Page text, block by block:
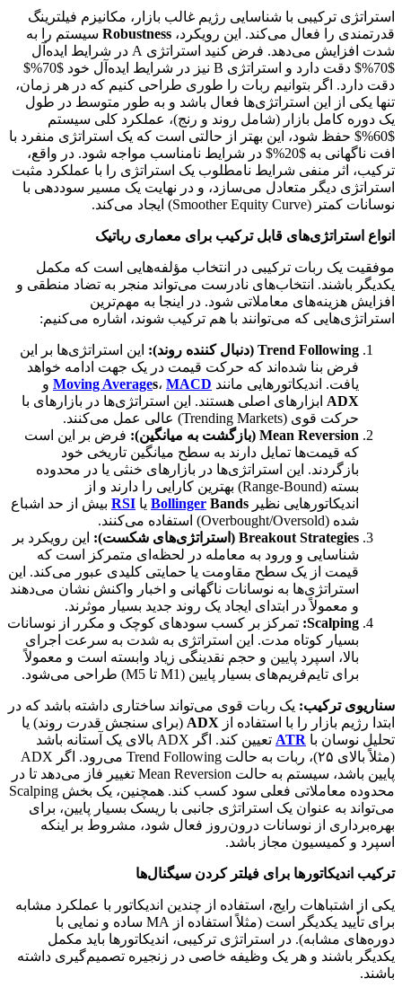
استراتژی ترکیبی با شناسایی رژیم غالب بازار، مکانیزم فیلترینگ
قدرتمندی را فعال می‌کند. این رویکرد، Robustness سیستم را به
شدت افزایش می‌دهد. فرض کنید استراتژی A در شرایط ایده‌آل
$70%$ دقت دارد و استراتژی B نیز در شرایط ایده‌آل خود $70%$
دقت دارد. اگر بتوانیم ربات را طوری طراحی کنیم که در هر زمان،
تنها یکی از این استراتژی‌ها فعال باشد و به طور متوسط در طول
یک دوره کامل بازار (شامل روند و رنج)، عملکرد کلی سیستم
$60%$ حفظ شود، این بهتر از حالتی است که یک استراتژی منفرد با
افت ناگهانی به $20%$ در شرایط نامناسب مواجه شود. در واقع،
ترکیب، اثر منفی شرایط نامطلوب یک استراتژی را با عملکرد مثبت
استراتژی دیگر متعادل می‌سازد، و در نهایت یک مسیر سوددهی با
نوسانات کمتر (Smoother Equity Curve) ایجاد می‌کند.
انواع استراتژی‌های قابل ترکیب برای معماری رباتیک
موفقیت یک ربات ترکیبی در انتخاب مؤلفه‌هایی است که مکمل
یکدیگر باشند. انتخاب‌های نادرست می‌تواند منجر به تضاد منطقی و
افزایش هزینه‌های معاملاتی شود. در اینجا به مهم‌ترین
استراتژی‌هایی که می‌توانند با هم ترکیب شوند، اشاره می‌کنیم:
Trend Following (دنبال کننده روند):
این استراتژی‌ها بر این
فرض بنا شده‌اند که حرکت قیمت در یک جهت ادامه خواهد
یافت. اندیکاتورهایی مانند
Moving Averages، MACD
و
ADX ابزارهای اصلی هستند. این استراتژی‌ها در بازارهای با
حرکت قوی (Trending Markets) عالی عمل می‌کنند.
Mean Reversion (بازگشت به میانگین):
فرض بر این است
که قیمت‌ها تمایل دارند به سطح میانگین تاریخی خود
بازگردند. این استراتژی‌ها در بازارهای خنثی یا در محدوده
بسته (Range-Bound) بهترین کارایی را دارند و از
اندیکاتورهایی نظیر
Bollinger Bands یا RSI بیش از حد اشباع
شده (Overbought/Oversold) استفاده می‌کنند.
Breakout Strategies (استراتژی‌های شکست):
این رویکرد بر
شناسایی و ورود به معامله در لحظه‌ای متمرکز است که
قیمت از یک سطح مقاومت یا حمایتی کلیدی عبور می‌کند. این
استراتژی‌ها به نوسانات ناگهانی و اخبار واکنش نشان می‌دهند
و معمولاً در ابتدای ایجاد یک روند جدید بسیار موثرند.
Scalping: تمرکز بر کسب سودهای کوچک و مکرر از نوسانات
بسیار کوتاه مدت. این استراتژی به شدت به سرعت اجرای
بالا، اسپرد پایین و حجم نقدینگی زیاد وابسته است و معمولاً
برای تایم‌فریم‌های بسیار پایین (M1 تا M5) طراحی می‌شود.
سناریوی ترکیب: یک ربات قوی می‌تواند ساختاری داشته باشد که در
ابتدا رژیم بازار را با استفاده از ADX (برای سنجش قدرت روند) یا
تحلیل نوسان با ATR
تعیین کند. اگر ADX بالای یک آستانه باشد
(مثلاً بالای ۲۵)، ربات به حالت Trend Following می‌رود. اگر ADX
پایین باشد، سیستم به حالت Mean Reversion تغییر فاز می‌دهد تا در
محدوده معاملاتی فعلی سود کسب کند. همچنین، یک بخش Scalping
می‌تواند به عنوان یک استراتژی جانبی با ریسک بسیار پایین، برای
بهره‌برداری از نوسانات درون‌روز فعال شود، مشروط بر اینکه
اسپرد و کمیسیون مجاز باشد.
ترکیب اندیکاتورها برای فیلتر کردن سیگنال‌ها
یکی از اشتباهات رایج، استفاده از چندین اندیکاتور با عملکرد مشابه
برای تأیید یکدیگر است (مثلاً استفاده از MA ساده و نمایی با
دوره‌های مشابه). در استراتژی ترکیبی، اندیکاتورها باید مکمل
یکدیگر باشند و هر یک وظیفه خاصی در زنجیره تصمیم‌گیری داشته
باشند.